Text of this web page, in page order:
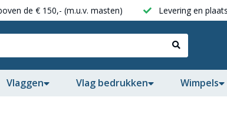
de € 150,- (m.u.v. masten) Levering en
Vlaggen Vlag bedrukken Wimpels